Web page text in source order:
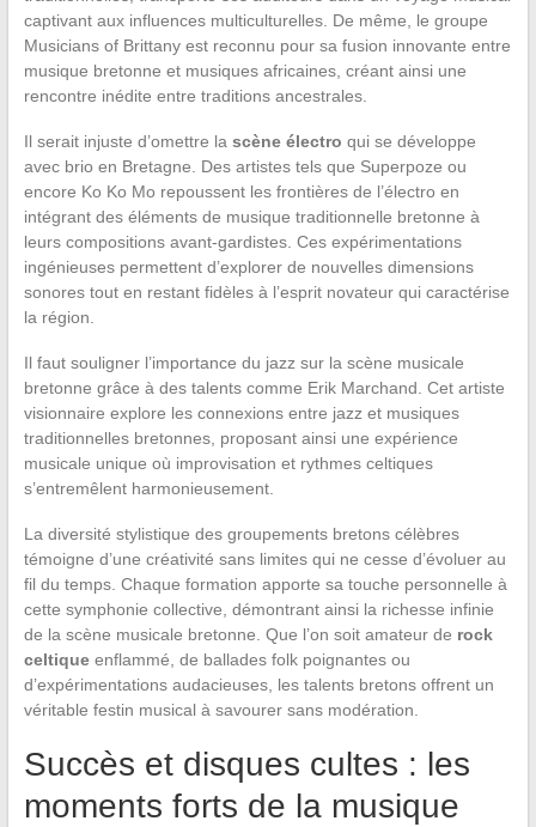
captivant aux influences multiculturelles. De même, le groupe
Musicians of Brittany est reconnu pour sa fusion innovante entre
musique bretonne et musiques africaines, créant ainsi une
rencontre inédite entre traditions ancestrales.
Il serait injuste d’omettre la scène électro qui se développe
avec brio en Bretagne. Des artistes tels que Superpoze ou
encore Ko Ko Mo repoussent les frontières de l’électro en
intégrant des éléments de musique traditionnelle bretonne à
leurs compositions avant-gardistes. Ces expérimentations
ingénieuses permettent d’explorer de nouvelles dimensions
sonores tout en restant fidèles à l’esprit novateur qui caractérise
la région.
Il faut souligner l’importance du jazz sur la scène musicale
bretonne grâce à des talents comme Erik Marchand. Cet artiste
visionnaire explore les connexions entre jazz et musiques
traditionnelles bretonnes, proposant ainsi une expérience
musicale unique où improvisation et rythmes celtiques
s’entremêlent harmonieusement.
La diversité stylistique des groupements bretons célèbres
témoigne d’une créativité sans limites qui ne cesse d’évoluer au
fil du temps. Chaque formation apporte sa touche personnelle à
cette symphonie collective, démontrant ainsi la richesse infinie
de la scène musicale bretonne. Que l’on soit amateur de rock
celtiqueenflammé, de ballades folk poignantes ou
d’expérimentations audacieuses, les talents bretons offrent un
véritable festin musical à savourer sans modération.
Succès et disques cultes : les
moments forts de la musique